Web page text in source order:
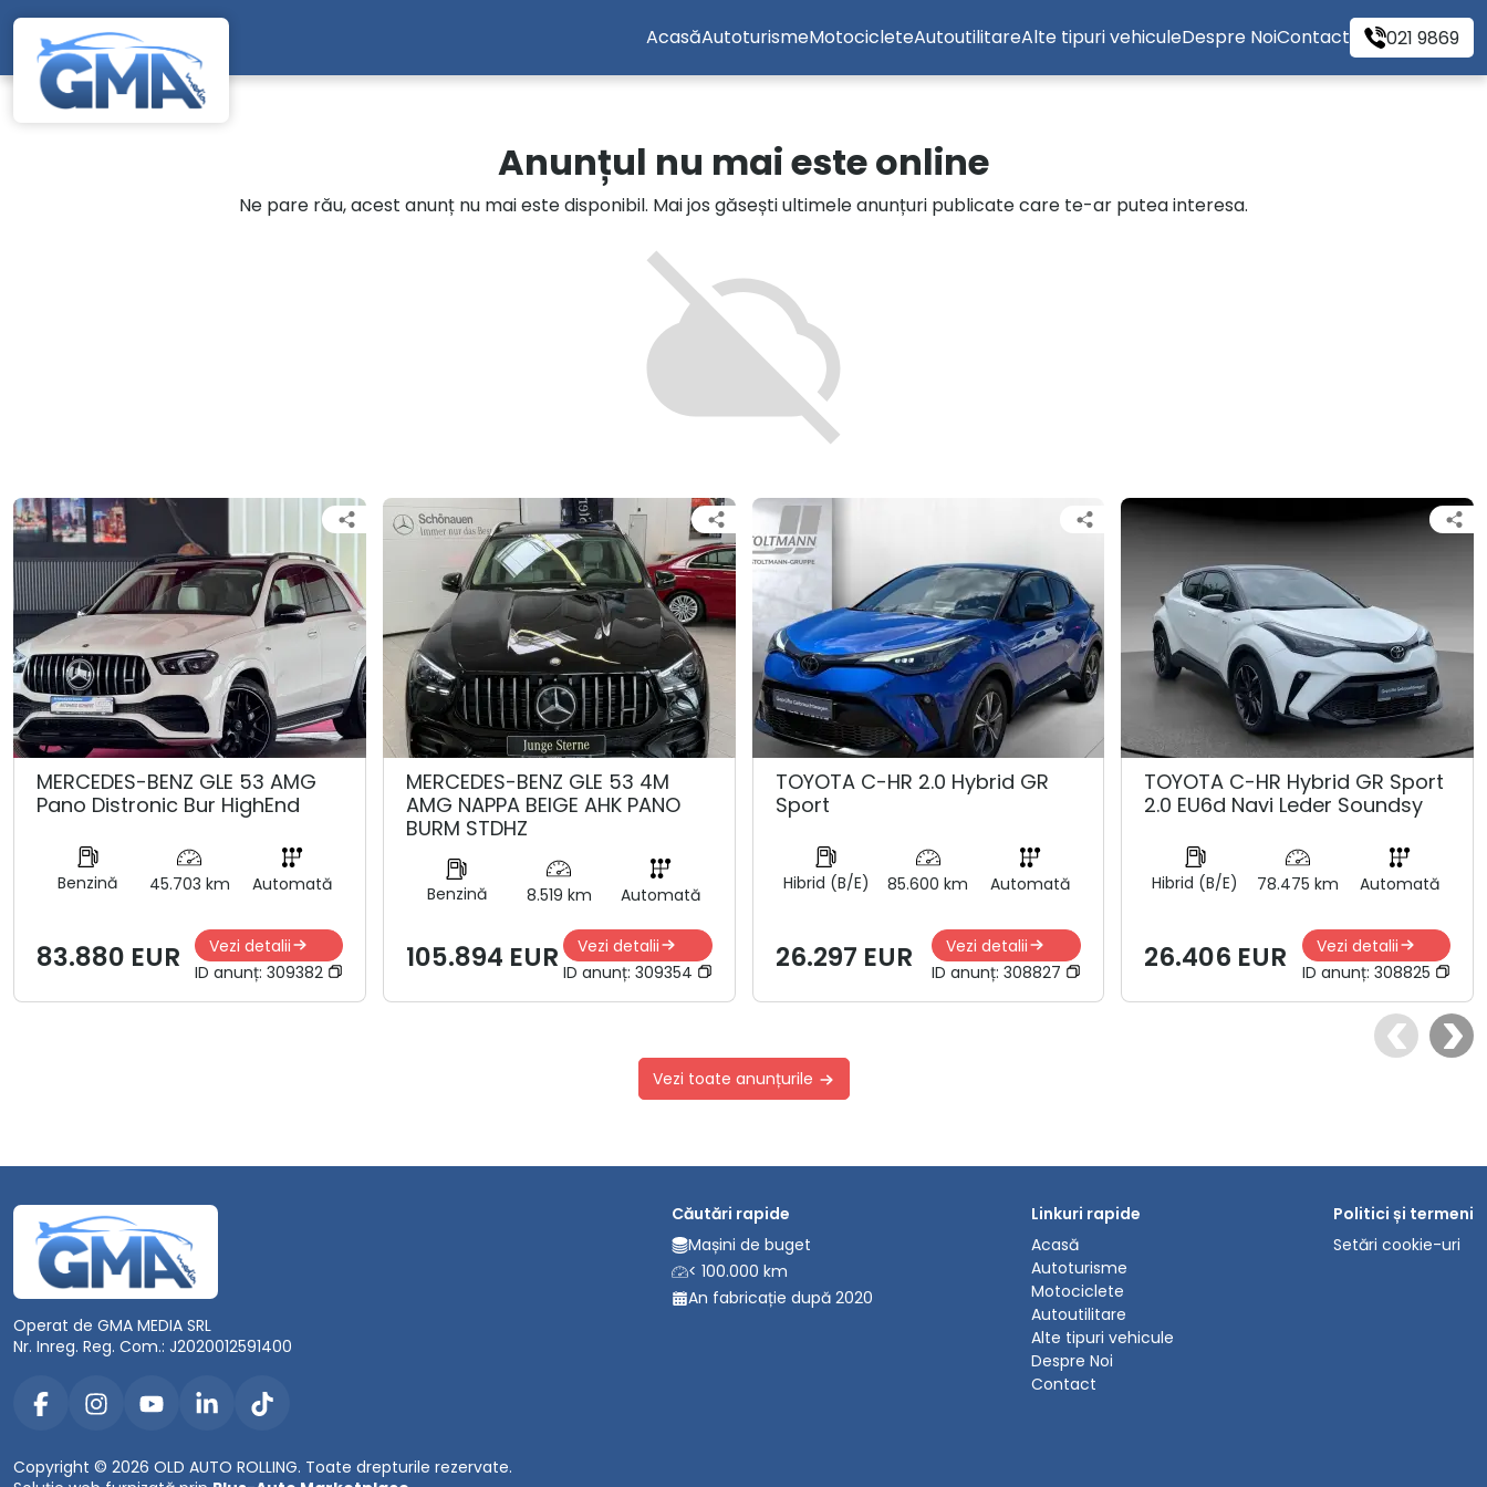
Mergi direct la conținutul principal
AcasăAutoturismeMotocicleteAutoutilitareAlte tipuri vehiculeDespre NoiContact 021 9869
Anunțul nu mai este online
Ne pare rău, acest anunț nu mai este disponibil. Mai jos găsești ultimele anunțuri publicate care te-ar putea interesa.
MERCEDES-BENZ GLE 53 AMG
Pano Distronic Bur HighEnd
Benzină 45.703 km Automată
83.880 EUR
Vezi detalii
ID anunț: 309382
MERCEDES-BENZ GLE 53 4M
AMG NAPPA BEIGE AHK PANO
BURM STDHZ
Benzină 8.519 km Automată
105.894 EUR
Vezi detalii
ID anunț: 309354
TOYOTA C-HR 2.0 Hybrid GR
Sport
Hibrid (B/E) 85.600 km Automată
26.297 EUR
Vezi detalii
ID anunț:308827
TOYOTA C-HR Hybrid GR Sport
2.0 EU6d Navi Leder Soundsy
Hibrid (B/E) 78.475 km Automată
26.406 EUR
Vezi detalii
ID anunț: 308825
Vezi toate anunțurile
Operat de GMA MEDIA SRL
Nr. Inreg. Reg. Com.: J2020012591400
Copyright © 2026 OLD AUTO ROLLING. Toate drepturile rezervate.
Căutări rapide
Mașini de buget
< 100.000 km
An fabricație după 2020
Linkuri rapide
Acasă
Autoturisme
Motociclete
Autoutilitare
Alte tipuri vehicule
Despre Noi
Contact
Politici și termeni
Setări cookie-uri